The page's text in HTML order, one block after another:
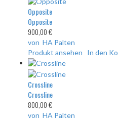
Opposite
Opposite
900,00 €
von HA Palten
Produkt ansehen
In den
Crossline
Crossline
800,00 €
von HA Palten